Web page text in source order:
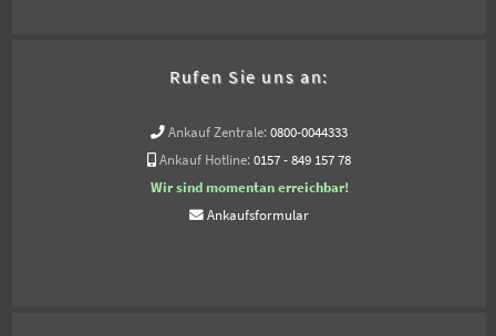
Rufen Sie uns an:
Ankauf Zentrale: 0800-0044333
Ankauf Hotline: 0157 - 849 157 78
Wir sind momentan erreichbar!
Ankaufsformular